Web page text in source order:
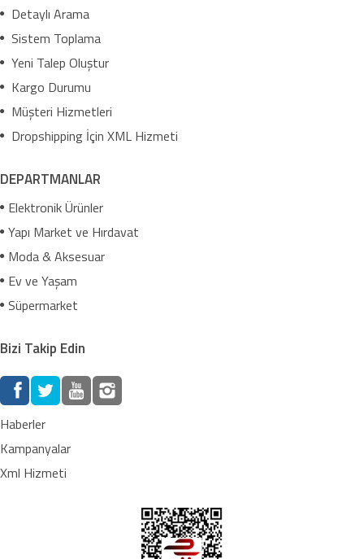
Detaylı Arama
Sistem Toplama
Yeni Talep Oluştur
Kargo Durumu
Müşteri Hizmetleri
Dropshipping İçin XML Hizmeti
DEPARTMANLAR
Elektronik Ürünler
Yapı Market ve Hırdavat
Moda & Aksesuar
Ev ve Yaşam
Süpermarket
Bizi Takip Edin
Haberler
Kampanyalar
Xml Hizmeti